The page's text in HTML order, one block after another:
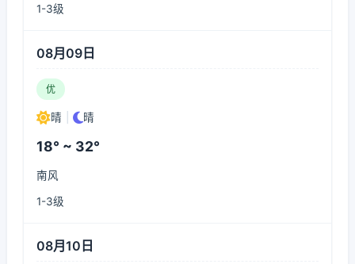
1-3级
08月09日
优
晴 晴
18° ~ 32°
南风
1-3级
08月10日